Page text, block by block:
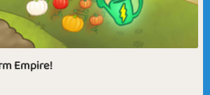
Empire!